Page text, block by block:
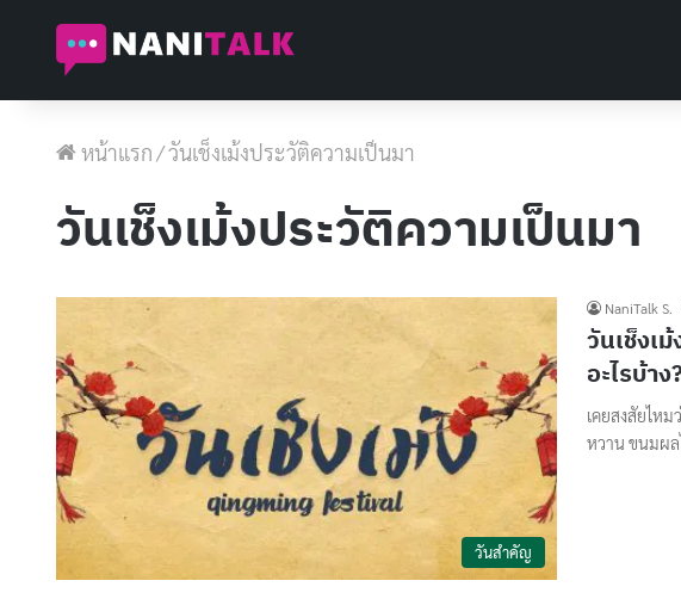
หน้าแรก/วันเช็งเม้งประวัติความเป็นมา
วันเช็งเม้งประวัติความเป็นมา
วันสำคัญ
NaniTalk S.
วันเช็งเ
อะไรบ้าง
เคยสงสัยไห
หวาน ขนมผล